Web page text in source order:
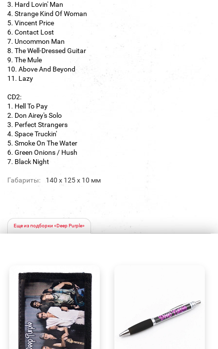
3. Hard Lovin' Man
4. Strange Kind Of Woman
5. Vincent Price
6. Contact Lost
7. Uncommon Man
8. The Well-Dressed Guitar
9. The Mule
10. Above And Beyond
11. Lazy
CD2:
1. Hell To Pay
2. Don Airey's Solo
3. Perfect Strangers
4. Space Truckin'
5. Smoke On The Water
6. Green Onions / Hush
7. Black Night
Габариты: 140 х 125 х 10 мм
Еще из подборки «Deep Purple»